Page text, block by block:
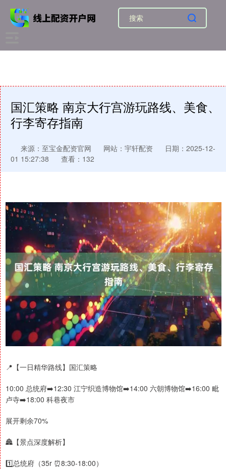
国汇策略 南京大行宫游玩路线、美食、
行李寄存指南
来源：至宝金配资官网 网站：宇轩配资
日期：2025-12-
01 15:27:38
查看：132
📍【一日精华路线】国汇策略
10:00 总统府➡️12:30 江宁织造博物馆➡️14:00 六朝博物馆➡️16:00 毗
卢寺➡️18:00 科巷夜市
展开剩余70%
🏯【景点深度解析】
1️⃣总统府（35r ⏰8:30-18:00）